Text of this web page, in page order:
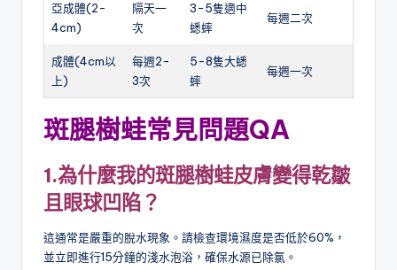
亞成體(2-
4cm)
隔天一
次
3-5隻適中
蟋蟀
每週二次
成體(4cm以
上)
每週2-
3次
5-8隻大蟋
蟀
每週一次
斑腿樹蛙常見問題QA
1.為什麼我的斑腿樹蛙皮膚變得乾皺
且眼球凹陷？
這通常是嚴重的脫水現象。請檢查環境濕度是否低於60%，
並立即進行15分鐘的淺水泡浴，確保水源已除氯。